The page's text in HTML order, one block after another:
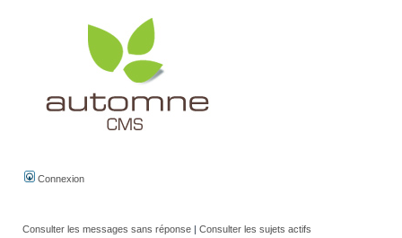
Connexion
Consulter les messages sans réponse | Consulter les sujets actifs